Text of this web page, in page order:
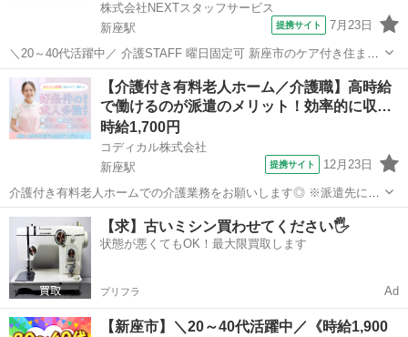
株式会社NEXTスタッフサービス
新座駅
提携サイト 7月23日
＼20～40代活躍中／ 介護STAFF 曜日固定可 新座市のケア付き住まい
*✨主婦・主夫さんも活躍中♪✨* *✅シフト制 週2日～OKで家庭と両立
しやすい職場♬* *✅お仕事にブランクのある方も積極採用中* *✅平日
の...
埼玉 新座市 新座駅 介護
【介護付き有料老人ホーム／介護職】高時給
で働けるのが派遣のメリット！効率的に収…
時給1,700円
コディカル株式会社
新座駅
提携サイト 12月23日
介護付き有料老人ホームでの介護業務をお願いします◎ ※派遣先によ
って業務内容の詳細は異なります。 【業務内容の一例】 ■食事介助 ■
入浴介助 ■排せつ介助 ■生活援助 ■レクリエーション ■介護記録作成
等 「聞いていた...
埼玉 新座市 新座駅
【求】古いミシン買わせてください🖐️
状態が悪くてもOK！最大限買取します
プリフラ Ad
【新座市】＼20～40代活躍中／《時給1,900